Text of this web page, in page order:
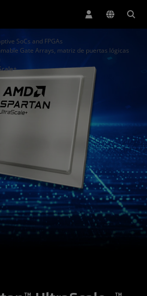
SoCs and FPGAs
Gate Arrays, matriz de puertas lógicas